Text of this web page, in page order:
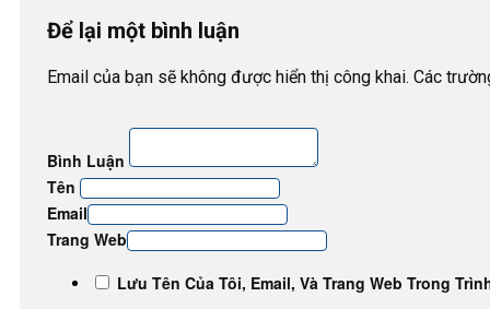
Để lại một bình luận
Email của bạn sẽ không được hiển thị công khai. Các
Bình Luận
Tên
Email
Trang Web
Lưu Tên Của Tôi, Email, Và Trang Web Trong